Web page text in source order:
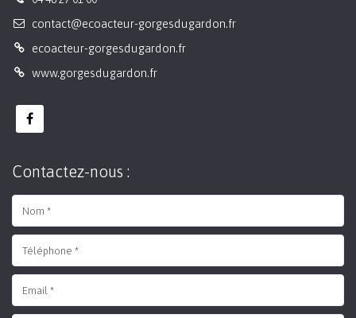
contact@ecoacteur-gorgesdugardon.fr
ecoacteur-gorgesdugardon.fr
www.gorgesdugardon.fr
Contactez-nous :